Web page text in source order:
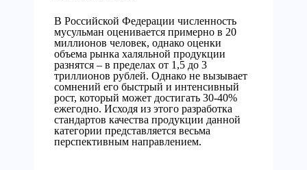
В Российской Федерации численность
мусульман оценивается примерно в 20
миллионов человек, однако оценки
объема рынка халяльной продукции
разнятся – в пределах от 1,5 до 3
триллионов рублей. Однако не вызывает
сомнений его быстрый и интенсивный
рост, который может достигать 30-40%
ежегодно. Исходя из этого разработка
стандартов качества продукции данной
категории представляется весьма
перспективным направлением.